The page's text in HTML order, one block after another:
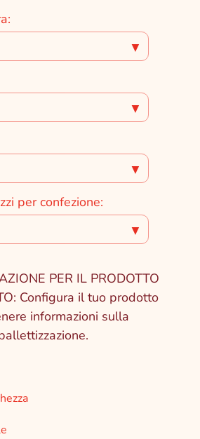
▼
▼
▼
per confezione:
▼
PER IL PRODOTTO
Configura il tuo prodotto
informazioni sulla